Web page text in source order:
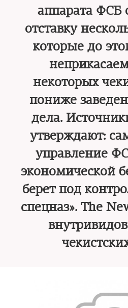
аппарата ФСБ
отставку
которые до
некоторых
пониже
дела.
утверждают:
управление
экономической
берет под
спецназ». The